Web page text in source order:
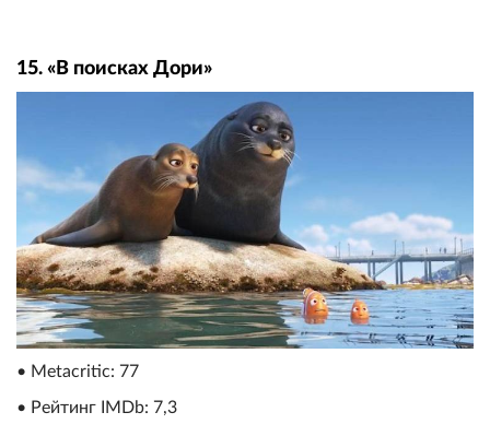
15. «В поисках Дори»
• Metacritic: 77
• Рейтинг IMDb: 7,3